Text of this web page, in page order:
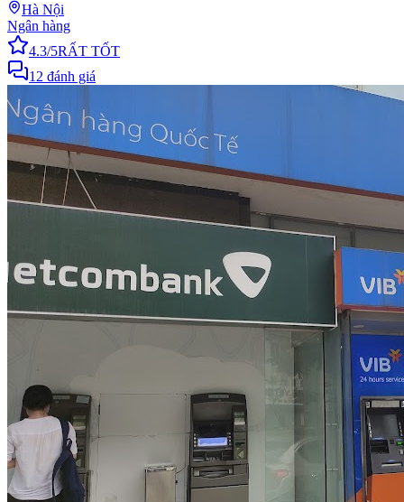
Hà Nội
Ngân hàng
4.3/5RẤT TỐT
12 đánh giá